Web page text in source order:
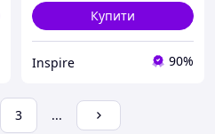
Купити
Inspire 90%
3 ...